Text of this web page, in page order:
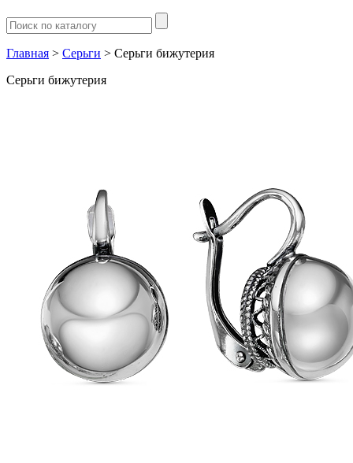
Главная > Серьги > Серьги бижутерия
Серьги бижутерия